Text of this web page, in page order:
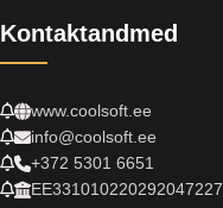
Kontaktandmed
www.coolsoft.ee
info@coolsoft.ee
+372 5301 6651
EE331010220292047227